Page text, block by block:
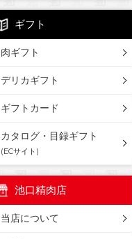
ギフト
肉ギフト
デリカギフト
ギフトカード
カタログ・目録ギフト
(ECサイト)
池口精肉店
当店について